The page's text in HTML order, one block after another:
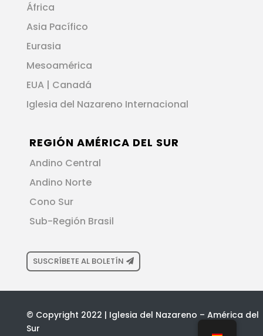
África
Asia Pacífico
Eurasia
Mesoamérica
EUA | Canadá
Iglesia del Nazareno Internacional
REGIÓN AMÉRICA DEL SUR
Andino Central
Andino Norte
Cono Sur
Sub-Región Brasil
SUSCRÍBETE AL BOLETÍN
© Copyright 2022 | Iglesia del Nazareno – América del
Sur